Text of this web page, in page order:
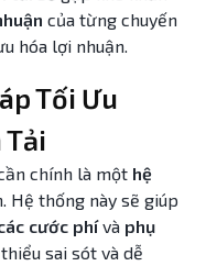
của từng chuyến
hóa lợi nhuận.
Tối Ưu
Tải
chính là một hệ
Hệ thống này sẽ giúp
cước phívà phụ
sai sót và dễ